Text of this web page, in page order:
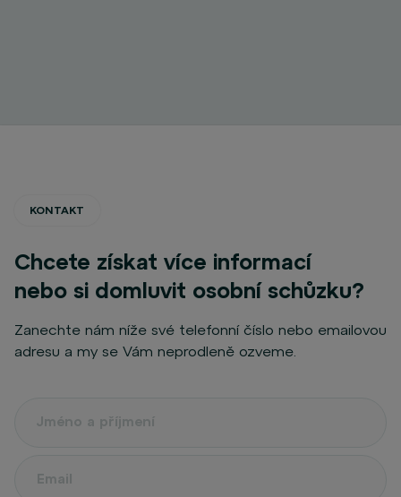
KONTAKT
Chcete získat více informací
nebo si domluvit osobní schůzku?
Zanechte nám níže své telefonní číslo nebo emailovou
adresu a my se Vám neprodleně ozveme.